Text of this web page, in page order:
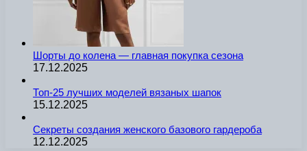
Шорты до колена — главная покупка сезона
17.12.2025
Топ-25 лучших моделей вязаных шапок
15.12.2025
Секреты создания женского базового гардероба
12.12.2025